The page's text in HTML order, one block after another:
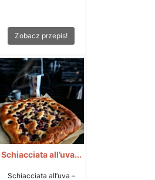
Zobacz przepis!
Schiacciata all’uva...
Schiacciata all’uva –